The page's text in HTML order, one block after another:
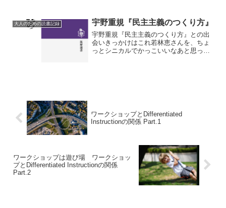
プを通じて出会った仲間です。約１５年
ぐらい前かな。SNSなど...
大人のための読書記録 宇野重規『民主主義のつくり方』
宇野重規『民主主義のつくり方』との出
会いきっかけはこれ若林恵さんを、ちょ
っとシニカルでかっこいいなあと思って
ワークショップとDifferentiated
Instructionの関係 Part.1
ワークショップは遊び場 ワークショッ
プとDifferentiated Instructionの関係
Part.2